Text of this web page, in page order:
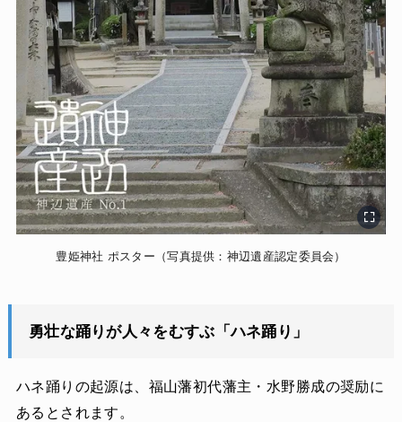
豊姫神社 ポスター（写真提供：神辺遺産認定委員会）
勇壮な踊りが人々をむすぶ「ハネ踊り」
ハネ踊りの起源は、福山藩初代藩主・水野勝成の奨励に
あるとされます。